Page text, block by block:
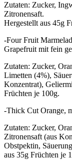
Zutaten: Zucker,
Zitronensaft.
Hergestellt aus 45g
-Four Fruit
Grapefruit mit fein
Zutaten: Zucker,
Limetten (4%),
Konzentrat),
Früchten je 100g.
-Thick Cut Orange,
Zutaten: Zucker,
Zitronensaft (aus
Obstpektin,
aus 35g Früchten je